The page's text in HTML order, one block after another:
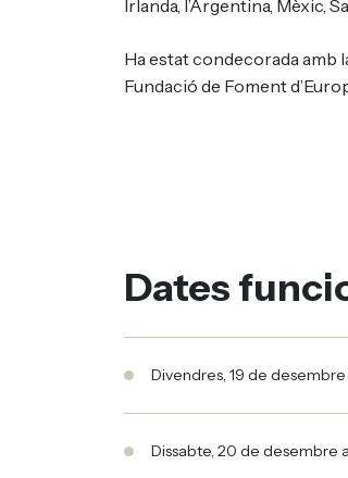
Irlanda, l’Argentina, Mèxic,
Ha estat condecorada amb
Fundació de Foment
Dates
Divendres, 19 de
Dissabte, 20 de desembre